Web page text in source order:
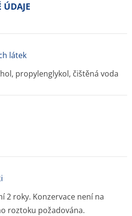
látek
propylenglykol, čištěná voda
2 roky. Konzervace není na
roztoku požadována.